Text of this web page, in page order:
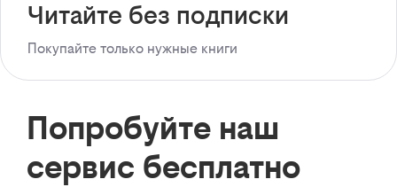
Читайте без подписки
Покупайте только нужные книги
Попробуйте наш
сервис бесплатно